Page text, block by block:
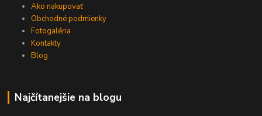
Ako nakupovať
Obchodné podmienky
Fotogaléria
Kontakty
Blog
Najčítanejšie na blogu